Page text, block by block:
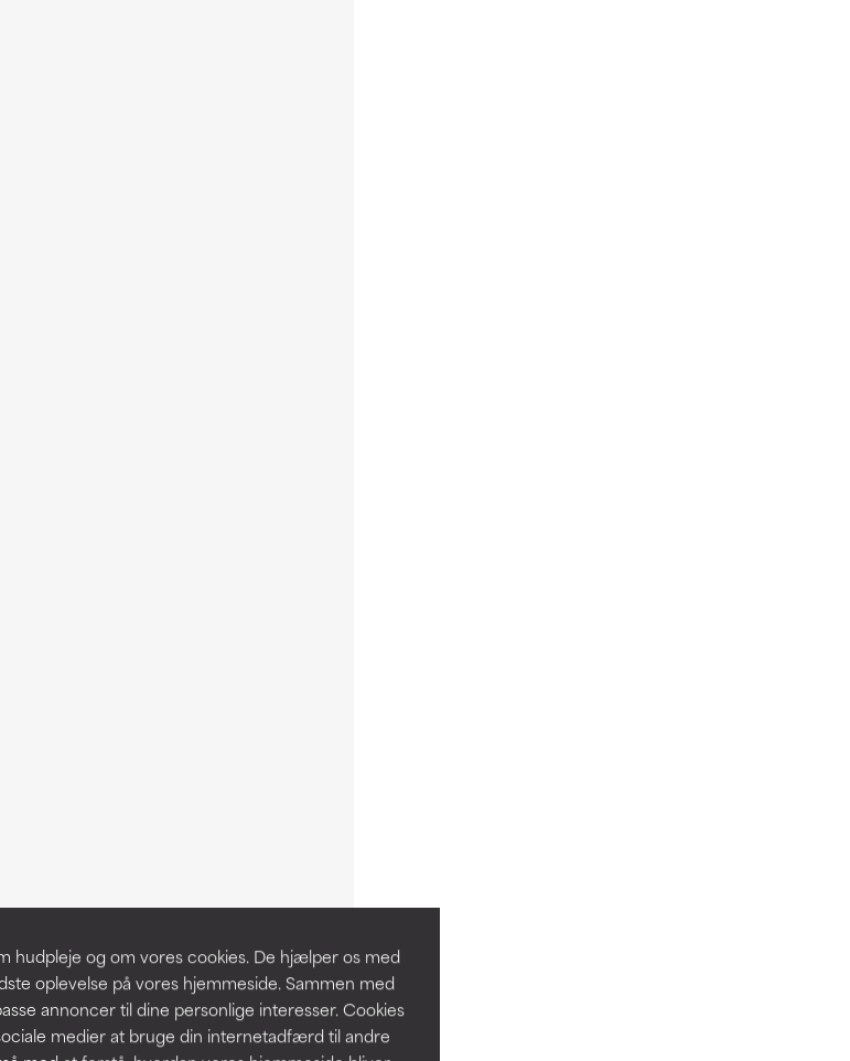
hudpleje og om vores cookies. De hjælper os med
oplevelse på vores hjemmeside. Sammen med
annoncer til dine personlige interesser. Cookies
medier at bruge din internetadfærd til andre